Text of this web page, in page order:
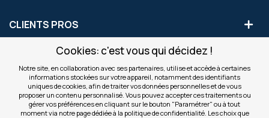
Cookies: c'est vous qui décidez !
Notre site, en collaboration avec ses partenaires, utilise et accède à certaines
informations stockées sur votre appareil, notamment des identifiants
uniques de cookies, afin de traiter vos données personnelles et de vous
proposer un contenu personnalisé. Vous pouvez accepter ces traitements ou
gérer vos préférences en cliquant sur le bouton "Paramétrer" ou à tout
moment via notre page dédiée à la politique de confidentialité. Les choix que
CLIENTS PROS
S'INSCRIRE AUX OFFRES COMMERCIALES
Inscription
notre
Valider